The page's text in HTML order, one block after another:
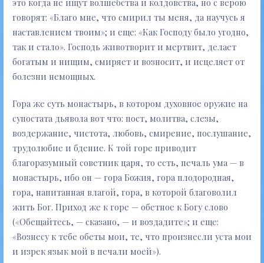
говорят: «Благо мне, что смирил ты меня, да научусь я
наставлением твоим»; и еще: «Как Господу было угодно,
так и стало». Господь животворит и мертвит, делает
богатым и нищим, смиряет и возносит, и исцеляет от
болезни немощных.
Гора же суть монастырь, в котором духовное оружие на
супостата дьявола вот что: пост, молитва, слезы,
воздержание, чистота, любовь, смирение, послушание,
трудолюбие и бдение. К той горе приводит
благоразумный советник царя, то есть, печаль ума — в
монастырь, ибо он — гора Божия, гора плодородная,
гора, напитанная влагой, гора, в которой благоволил
жить Бог. Приход же к горе — обетное к Богу слово
(«Обещайтесь, — сказано, — и воздадите»; и еще:
«Вознесу к тебе обеты мои, те, что произнесли уста мои
и изрек язык мой в печали моей»).